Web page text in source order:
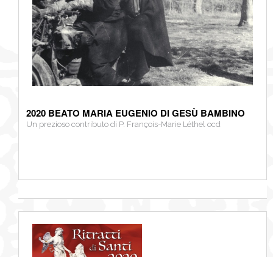
2020 BEATO MARIA EUGENIO DI GESÙ BAMBINO
Un prezioso contributo di P. François-Marie Léthel ocd